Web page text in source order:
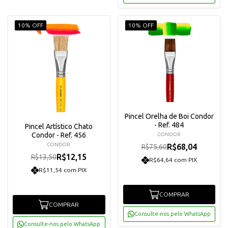
10% OFF
Pincel Artístico Chato
Condor - Ref. 456
CONDOR
R$13,50R$12,15
R$11,54 com PIX
COMPRAR
Consulte-nos pelo WhatsApp
10% OFF
Pincel Orelha de Boi Condor
- Ref. 484
CONDOR
R$75,60R$68,04
R$64,64 com PIX
COMPRAR
Consulte-nos pelo WhatsApp